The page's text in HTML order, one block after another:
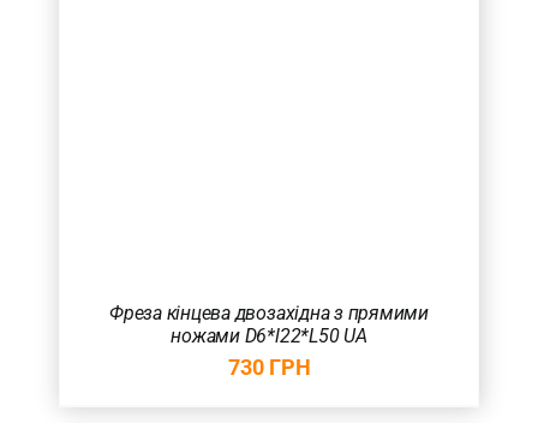
Фреза кінцева двозахідна з прямими
ножами D6*l22*L50 UA
730 ГРН